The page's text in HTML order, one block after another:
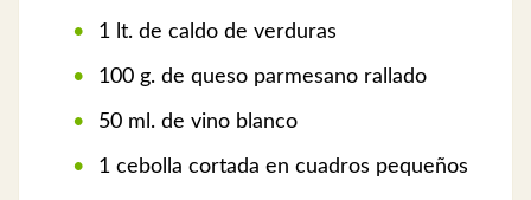
1 lt. de caldo de verduras
100 g. de queso parmesano rallado
50 ml. de vino blanco
1 cebolla cortada en cuadros pequeños